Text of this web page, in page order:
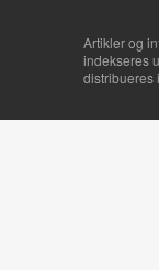
Artikler og
indekseres
distribueres